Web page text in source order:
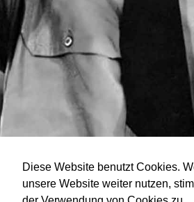
Diese Website benutzt Cookies.
unsere Website weiter nutzen,